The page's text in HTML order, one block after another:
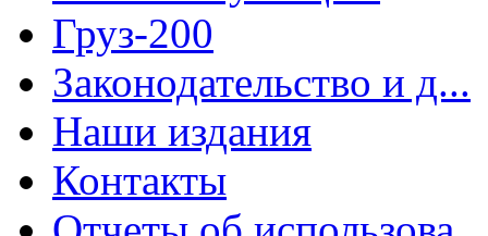
Груз-200
Законодательство и д...
Наши издания
Контакты